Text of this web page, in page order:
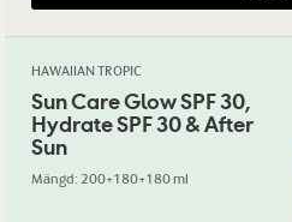
HAWAIIAN TROPIC
Sun Care Glow SPF 30,
Hydrate SPF 30 & After
Sun
Mängd: 200+180+180 ml